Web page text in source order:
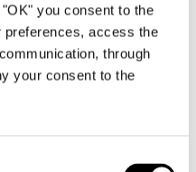
you consent to the
preferences, access the
through
your consent to the